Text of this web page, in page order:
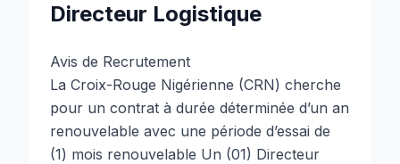
Directeur Logistique
Avis de Recrutement
La Croix-Rouge Nigérienne (CRN) cherche
pour un contrat à durée déterminée d’un an
renouvelable avec une période d’essai de
(1) mois renouvelable Un (01) Directeur